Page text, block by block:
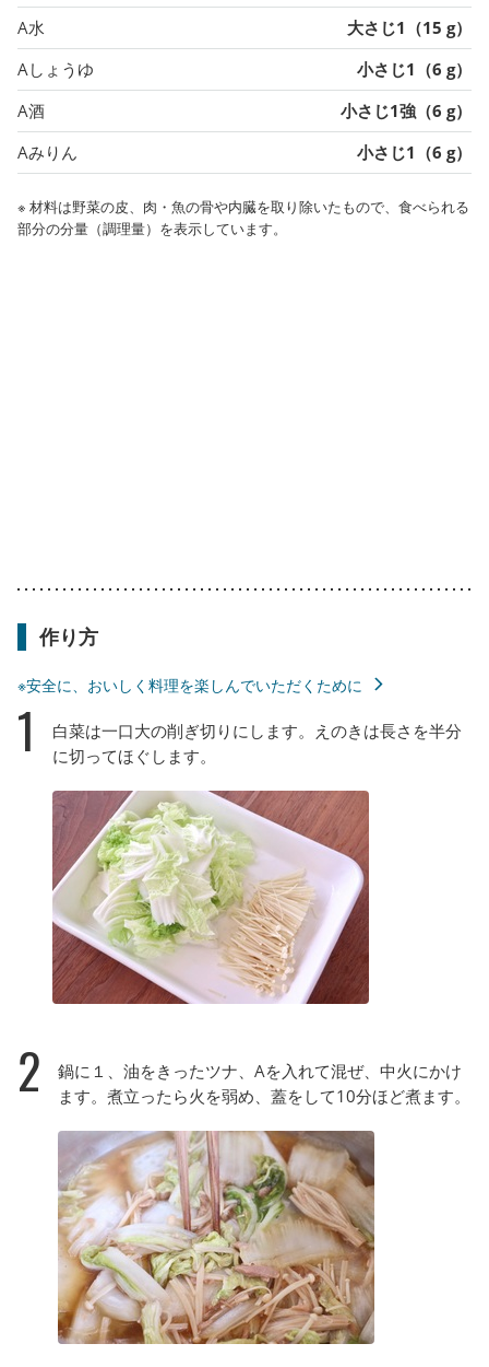
A水
大さじ1（15 g）
Aしょうゆ
小さじ1（6 g）
A酒
小さじ1強（6 g）
Aみりん
小さじ1（6 g）
※ 材料は野菜の皮、肉・魚の骨や内臓を取り除いたもので、食べられる
部分の分量（調理量）を表示しています。
作り方
※安全に、おいしく料理を楽しんでいただくために
1
白菜は一口大の削ぎ切りにします。えのきは長さを半分
に切ってほぐします。
2
鍋に１、油をきったツナ、Aを入れて混ぜ、中火にかけ
ます。煮立ったら火を弱め、蓋をして10分ほど煮ます。